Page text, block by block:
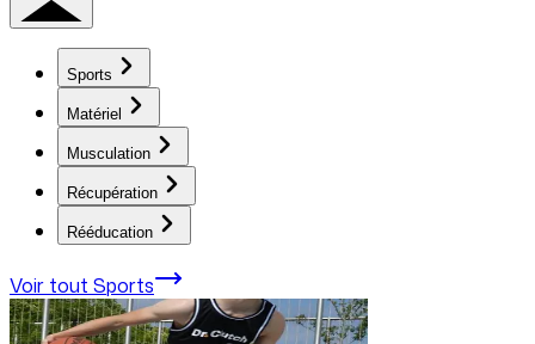
Sports
Matériel
Musculation
Récupération
Rééducation
Voir tout Sports